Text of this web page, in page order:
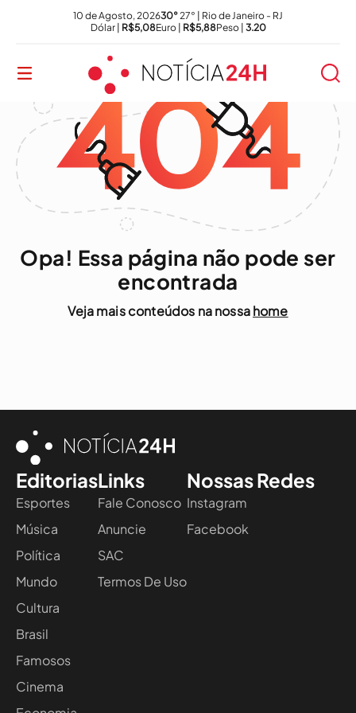
10 de Agosto, 202630°27° | Rio de Janeiro - RJ
Dólar | R$5,08Euro | R$5,88Peso | 3.20
Opa! Essa página não pode ser
encontrada
Veja mais conteúdos na nossahome
Editorias
Esportes
Música
Política
Mundo
Cultura
Brasil
Famosos
Cinema
Links
Fale Conosco
Anuncie
SAC
Termos De Uso
Nossas Redes
Instagram
Facebook